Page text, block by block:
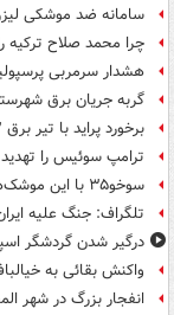
سامانه ضد موشکی
چرا محمد صلاح ترکیه
هشدار سرمربی
گربه جریان برق
برخورد پراید با تیر برق ۲ فوتی بر جای گذاشت
ترامپ سوئیس را
سوخو۳۵ با این موشک‌ها به ناوهای‌جنگی حمله می‌کند
تلگراف: جنگ علیه
درگیر شدن گردشگر
واکنش بقائی به
انفجار بزرگ در شهر